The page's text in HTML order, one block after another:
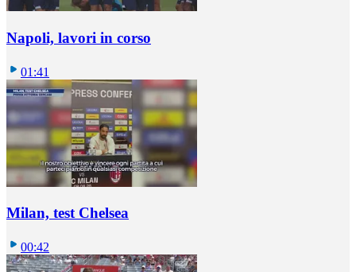
Napoli, lavori in corso
01:41
Milan, test Chelsea
00:42